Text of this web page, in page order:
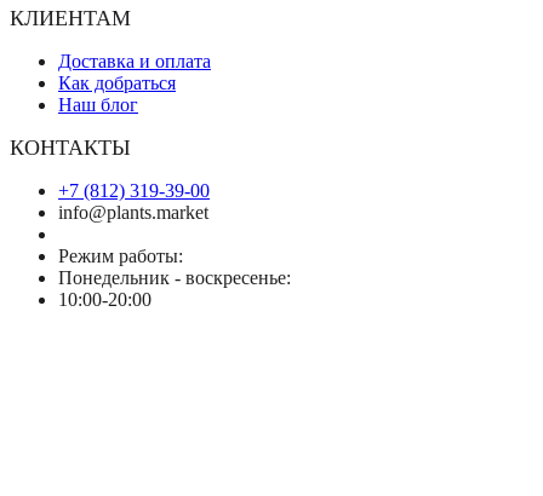
КЛИЕНТАМ
Доставка и оплата
Как добраться
Наш блог
КОНТАКТЫ
+7 (812) 319-39-00
info@plants.market
Режим работы:
Понедельник - воскресенье:
10:00-20:00